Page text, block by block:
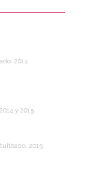
2014
y 2015
2015